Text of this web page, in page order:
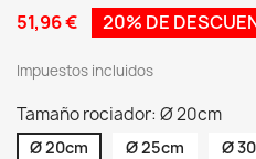
51,96 €
20% DE
Impuestos incluidos
Tamaño rociador: Ø 20cm
Ø 20cm Ø 25cm Ø